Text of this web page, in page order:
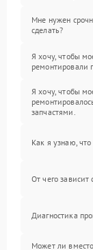
Мне нужен
сделать?
Я хочу, чтобы
ремонтировали
Я хочу, чтобы
запчастями.
Как я узнаю, что
От чего зависит
Диагностика
Может ли